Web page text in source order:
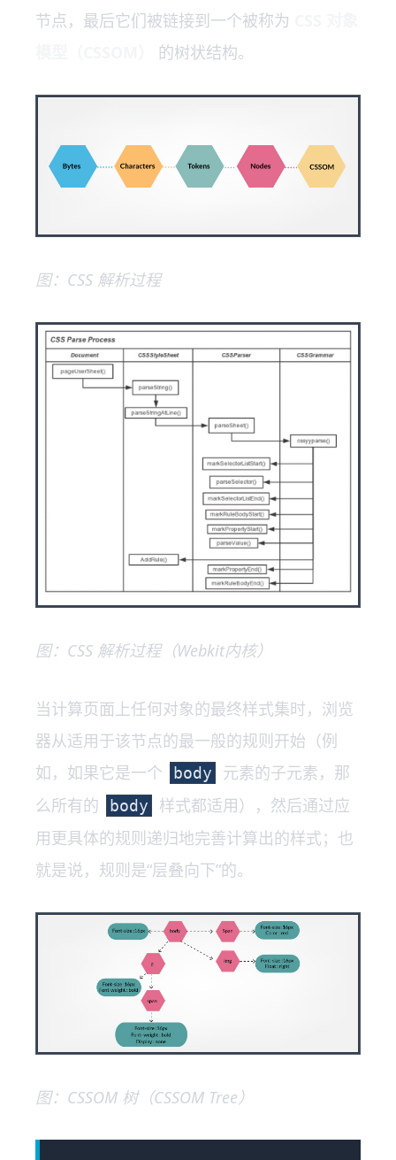
节点，最后它们被链接到一个被称为
的树状结构。
图：CSS 解析过程
图：CSS 解析过程（Webkit内核）
当计算页面上任何对象的最终样式集时，浏览
器从适用于该节点的最一般的规则开始（例
如，如果它是一个
body
元素的子元素，那
么所有的
body
样式都适用），然后通过应
用更具体的规则递归地完善计算出的样式；也
就是说，规则是“层叠向下”的。
图：CSSOM 树（CSSOM Tree）